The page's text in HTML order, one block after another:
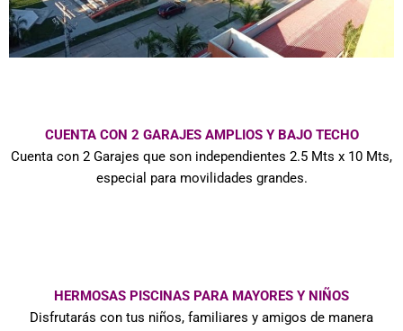
CUENTA CON 2 GARAJES AMPLIOS Y BAJO TECHO
Cuenta con 2 Garajes que son independientes 2.5 Mts x 10 Mts,
especial para movilidades grandes.
HERMOSAS PISCINAS PARA MAYORES Y NIÑOS
Disfrutarás con tus niños, familiares y amigos de manera